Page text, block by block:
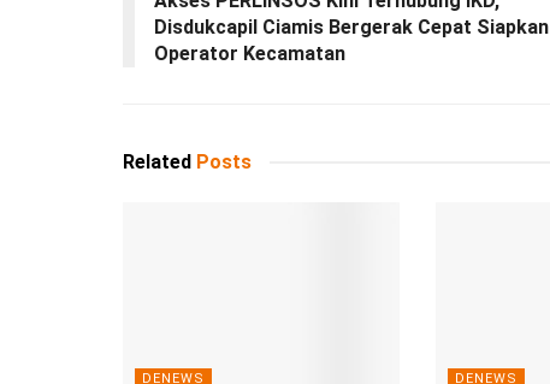
Disdukcapil Ciamis Bergerak Cepat Siapkan
Operator Kecamatan
Related Posts
DENEWS DENEWS